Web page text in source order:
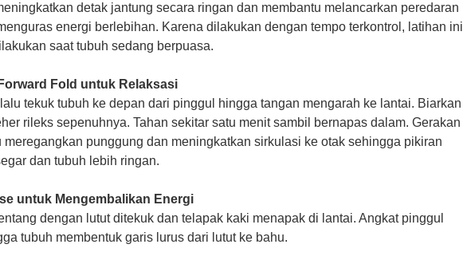
detak jantung secara ringan dan membantu melancarkan peredaran
energi berlebihan. Karena dilakukan dengan tempo terkontrol, latihan ini
saat tubuh sedang berpuasa.
Fold untuk Relaksasi
tekuk tubuh ke depan dari pinggul hingga tangan mengarah ke lantai. Biarkan
rileks sepenuhnya. Tahan sekitar satu menit sambil bernapas dalam. Gerakan
meregangkan punggung dan meningkatkan sirkulasi ke otak sehingga pikiran
dan tubuh lebih ringan.
untuk Mengembalikan Energi
dengan lutut ditekuk dan telapak kaki menapak di lantai. Angkat pinggul
tubuh membentuk garis lurus dari lutut ke bahu.